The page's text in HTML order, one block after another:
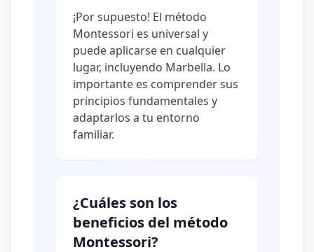
¡Por supuesto! El método
Montessori es universal y
puede aplicarse en cualquier
lugar, incluyendo Marbella. Lo
importante es comprender sus
principios fundamentales y
adaptarlos a tu entorno
familiar.
¿Cuáles son los
beneficios del método
Montessori?